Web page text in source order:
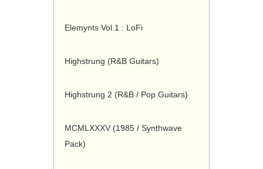
Elemynts Vol.1 : LoFi
Highstrung (R&B Guitars)
Highstrung 2 (R&B / Pop Guitars)
MCMLXXXV (1985 / Synthwave
Pack)